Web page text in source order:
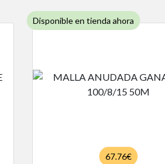
Disponible en tienda ahora
67.76€